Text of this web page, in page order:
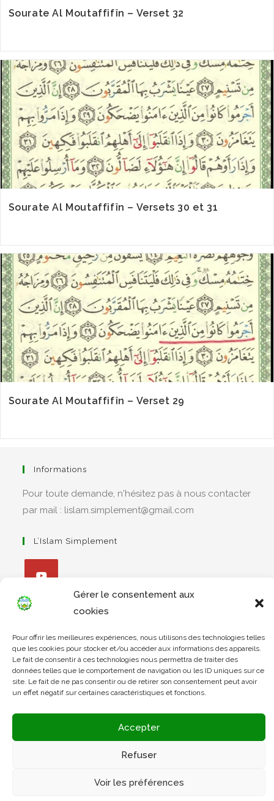
Gérer le consentement aux
cookies
Pour offrir les meilleures expériences, nous utilisons des technologies telles
que les cookies pour stocker et/ou accéder aux informations des appareils.
Le fait de consentir à ces technologies nous permettra de traiter des
données telles que le comportement de navigation ou les ID uniques sur ce
site. Le fait de ne pas consentir ou de retirer son consentement peut avoir
un effet négatif sur certaines caractéristiques et fonctions.
Accepter
Refuser
Voir les préférences
Sourate Al Moutaffifîn – Verset 32
Sourate Al Moutaffifîn – Versets 30 et 31
Sourate Al Moutaffifîn – Verset 29
Informations
Pour toute demande, n'hésitez pas à nous contacter
par mail : lislam.simplement@gmail.com
L’Islam Simplement
S’ouvre
nouvel
onglet
Apprendre Le Coran Simplement
S’ouvre
dansL’Arabe Simplement